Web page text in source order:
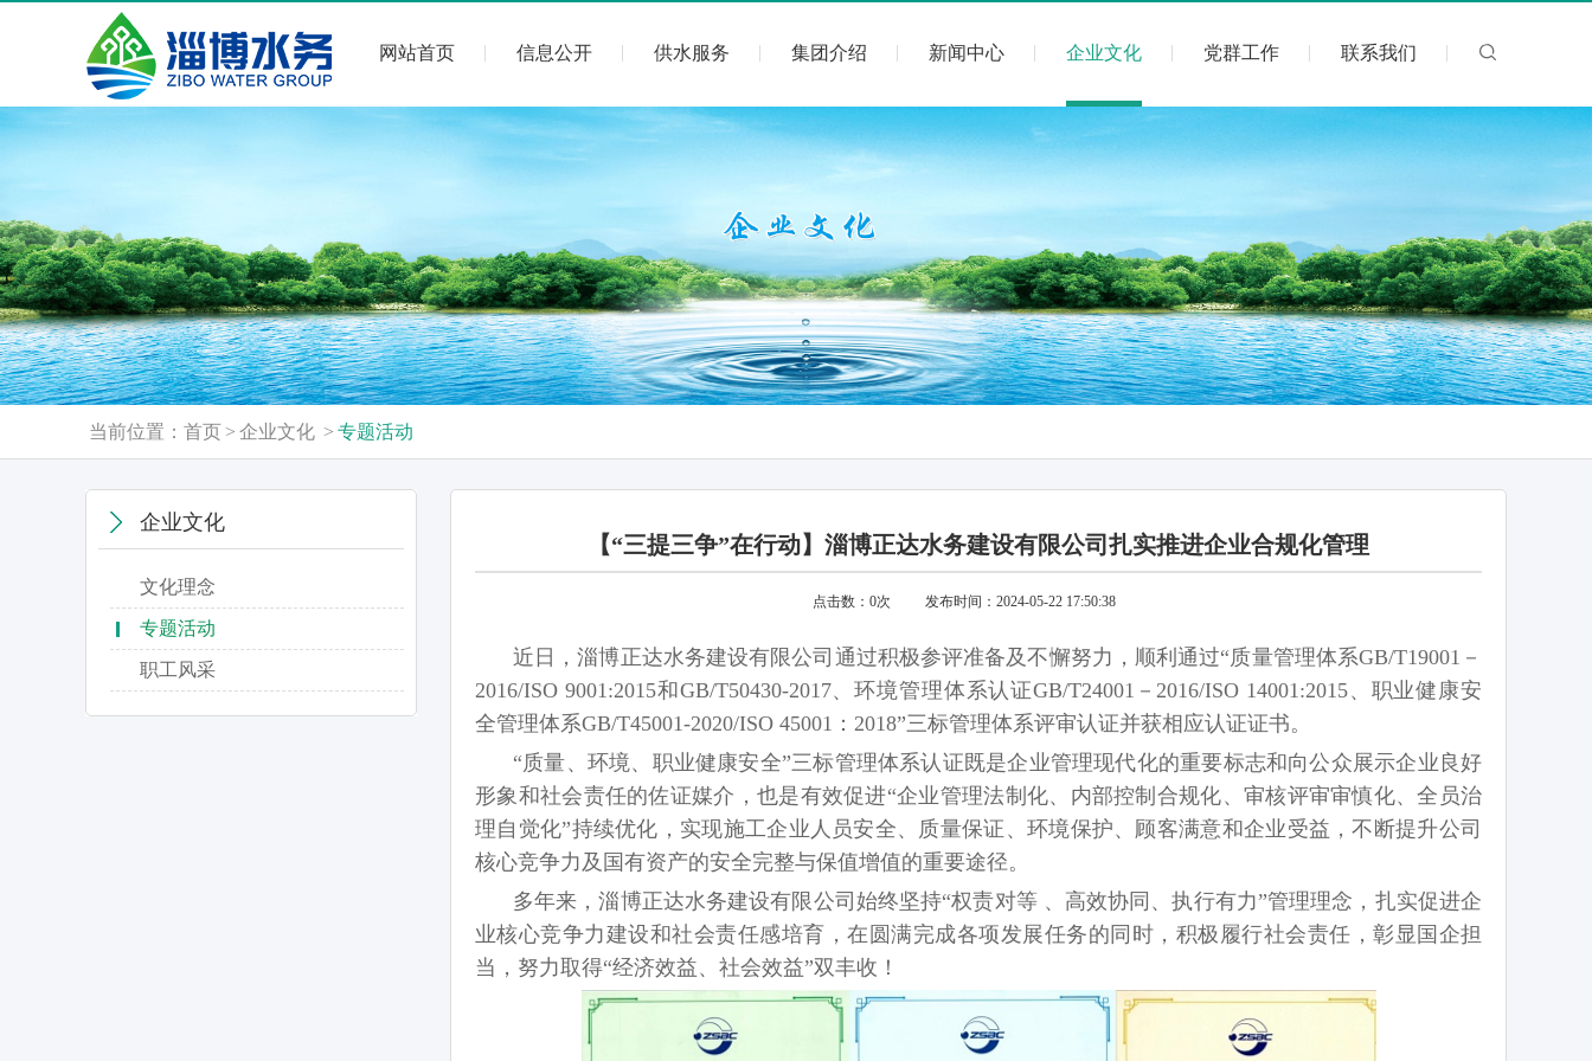
网站首页 信息公开 供水服务 集团介绍 新闻中心 企业文化 党群工作 联系我们
当前位置： 首页 > 企业文化 > 专题活动
企业文化
文化理念
专题活动
职工风采
【“三提三争”在行动】淄博正达水务建设有限公司扎实推进企业合规化管理
点击数： 0次 发布时间：2024-05-22 17:50:38
近日，淄博正达水务建设有限公司通过积极参评准备及不懈努力，顺利通过“质量管理体系GB/T19001－
2016/ISO 9001:2015和GB/T50430-2017、环境管理体系认证GB/T24001－2016/ISO 14001:2015、职业健康安
全管理体系GB/T45001-2020/ISO 45001：2018”三标管理体系评审认证并获相应认证证书。
“质量、环境、职业健康安全”三标管理体系认证既是企业管理现代化的重要标志和向公众展示企业良好
形象和社会责任的佐证媒介，也是有效促进“企业管理法制化、内部控制合规化、审核评审审慎化、全员治
理自觉化”持续优化，实现施工企业人员安全、质量保证、环境保护、顾客满意和企业受益，不断提升公司
核心竞争力及国有资产的安全完整与保值增值的重要途径。
多年来，淄博正达水务建设有限公司始终坚持“权责对等 、高效协同、执行有力”管理理念，扎实促进企
业核心竞争力建设和社会责任感培育，在圆满完成各项发展任务的同时，积极履行社会责任，彰显国企担
当，努力取得“经济效益、社会效益”双丰收！